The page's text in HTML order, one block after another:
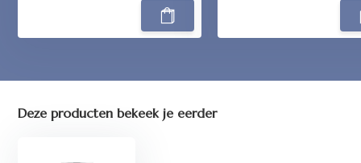
Deze producten bekeek je eerder